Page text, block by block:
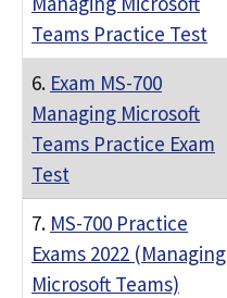
Teams Practice Test
6. Exam MS-700
Managing Microsoft
Teams Practice Exam
Test
7. MS-700 Practice
Exams 2022 (Managing
Microsoft Teams)